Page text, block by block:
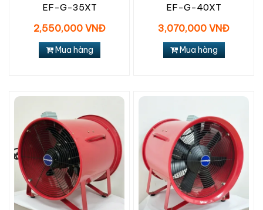
EF-G-35XT
2,550,000 VNĐ
Mua hàng
EF-G-40XT
3,070,000 VNĐ
Mua hàng